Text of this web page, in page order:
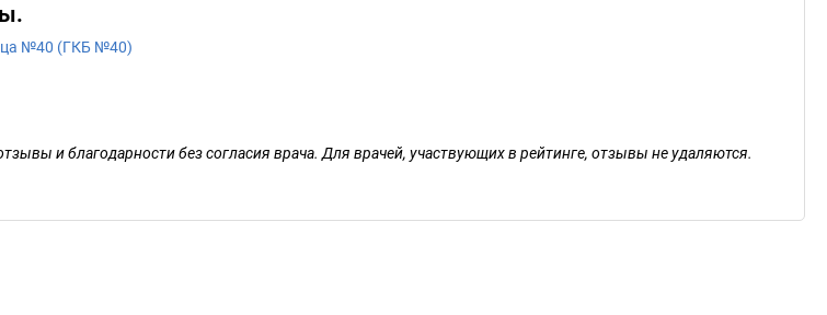
№40 (ГКБ №40)
и благодарности без согласия врача. Для врачей, участвующих в рейтинге, отзывы не удаляются.